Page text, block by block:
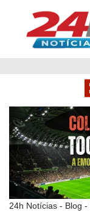
Pular
24h Notícias - Blog -